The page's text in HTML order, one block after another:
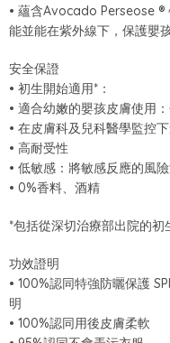
• 蘊含Avocado Perseose ®
能並能在紫外線下，保護嬰
安全保證
• 初生開始適用*：
• 適合幼嫩的嬰孩皮膚使用
• 在皮膚科及兒科醫學監控
• 高耐受性
• 低敏感：將敏感反應的風
• 0%香料、酒精
*包括從深切治療部出院的初
功效證明
• 100%認同特強防曬保護
明
• 100%認同用後皮膚柔軟